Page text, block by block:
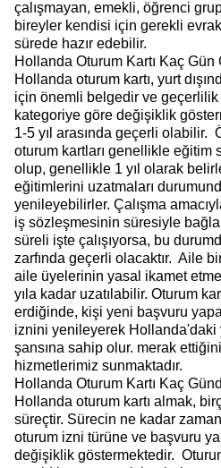
çalışmayan, emekli, öğrenci
bireyler kendisi için gerekli
sürede hazır edebilir.
Hollanda Oturum Kartı Kaç Gün
Hollanda oturum kartı, yurt
için önemli belgedir ve geçerlilik
kategoriye göre değişiklik
1-5 yıl arasında geçerli olabilir.
oturum kartları genellikle eğitim
olup, genellikle 1 yıl olarak
eğitimlerini uzatmaları
yenileyebilirler. Çalışma
iş sözleşmesinin süresiyle
süreli işte çalışıyorsa, bu
zarfında geçerli olacaktır. Aile
aile üyelerinin yasal ikamet
yıla kadar uzatılabilir. Oturum
erdiğinde, kişi yeni başvuru
iznini yenileyerek Hollanda'daki
şansına sahip olur. merak
hizmetlerimiz sunmaktadır.
Hollanda Oturum Kartı Kaç
Hollanda oturum kartı almak,
süreçtir. Sürecin ne kadar
oturum izni türüne ve başvuru
değişiklik göstermektedir.